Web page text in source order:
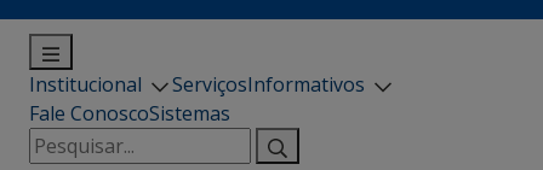
Institucional ServiçosInformativos
Fale ConoscoSistemas
Pesquisar